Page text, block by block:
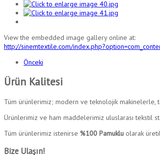
View the embedded image gallery online at:
http://sinemtextile.com/
Önceki
Ürün Kalitesi
Tüm ürünlerimiz; modern ve teknolojik makinelerle,
Ürünlerimiz ve ham maddelerimiz uluslarası tekstil
Tüm ürünlerimiz istenirse %100 Pamuklu olarak
Bize Ulaşın!